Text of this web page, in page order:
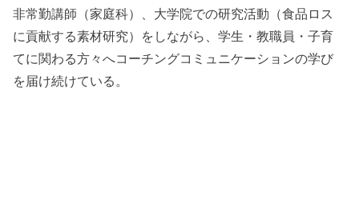
非常勤講師（家庭科）、大学院での研究活動（食品ロス
に貢献する素材研究）をしながら、学生・教職員・子育
てに関わる方々へコーチングコミュニケーションの学び
を届け続けている。